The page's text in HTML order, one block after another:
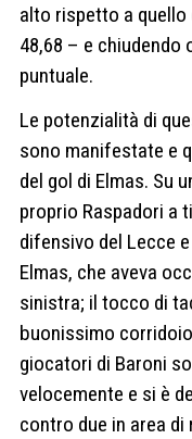
alto rispetto a quello
48,68 – e chiudendo
puntuale.
Le potenzialità di
sono manifestate e
del gol di Elmas. Su
proprio Raspadori a
difensivo del Lecce
Elmas, che aveva
sinistra; il tocco di
buonissimo
giocatori di Baroni
velocemente e si è
contro due in area